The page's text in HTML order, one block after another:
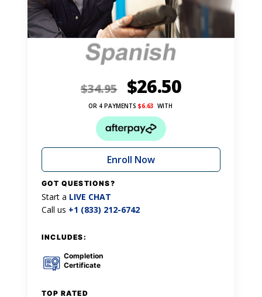
$34.95 $26.50
OR 4 PAYMENTS $6.63 WITH
Enroll Now
GOT QUESTIONS?
Start a LIVE CHAT
Call us +1 (833) 212-6742
INCLUDES:
Completion
Certificate
TOP RATED